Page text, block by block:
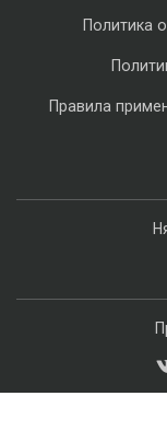
Политика
Правила